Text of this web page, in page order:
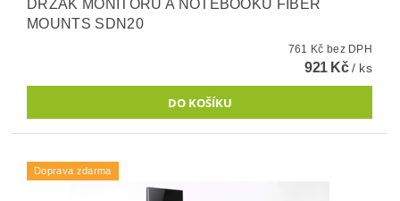
DRŽÁK MONITORU A NOTEBOOKU FIBER
MOUNTS SDN20
761 Kč bez DPH
921 Kč/ ks
Doprava zdarma